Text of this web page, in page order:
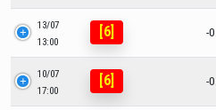
13/07
13:00
[6] -
10/07
17:00
[6] -